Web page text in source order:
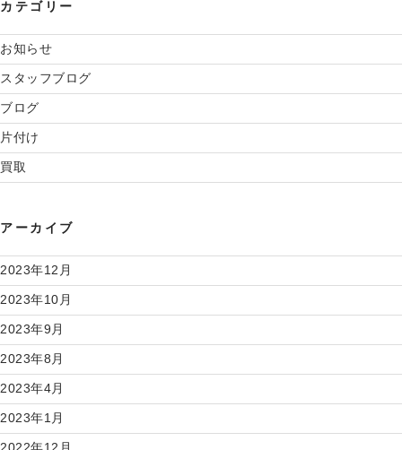
カテゴリー
お知らせ
スタッフブログ
ブログ
片付け
買取
アーカイブ
2023年12月
2023年10月
2023年9月
2023年8月
2023年4月
2023年1月